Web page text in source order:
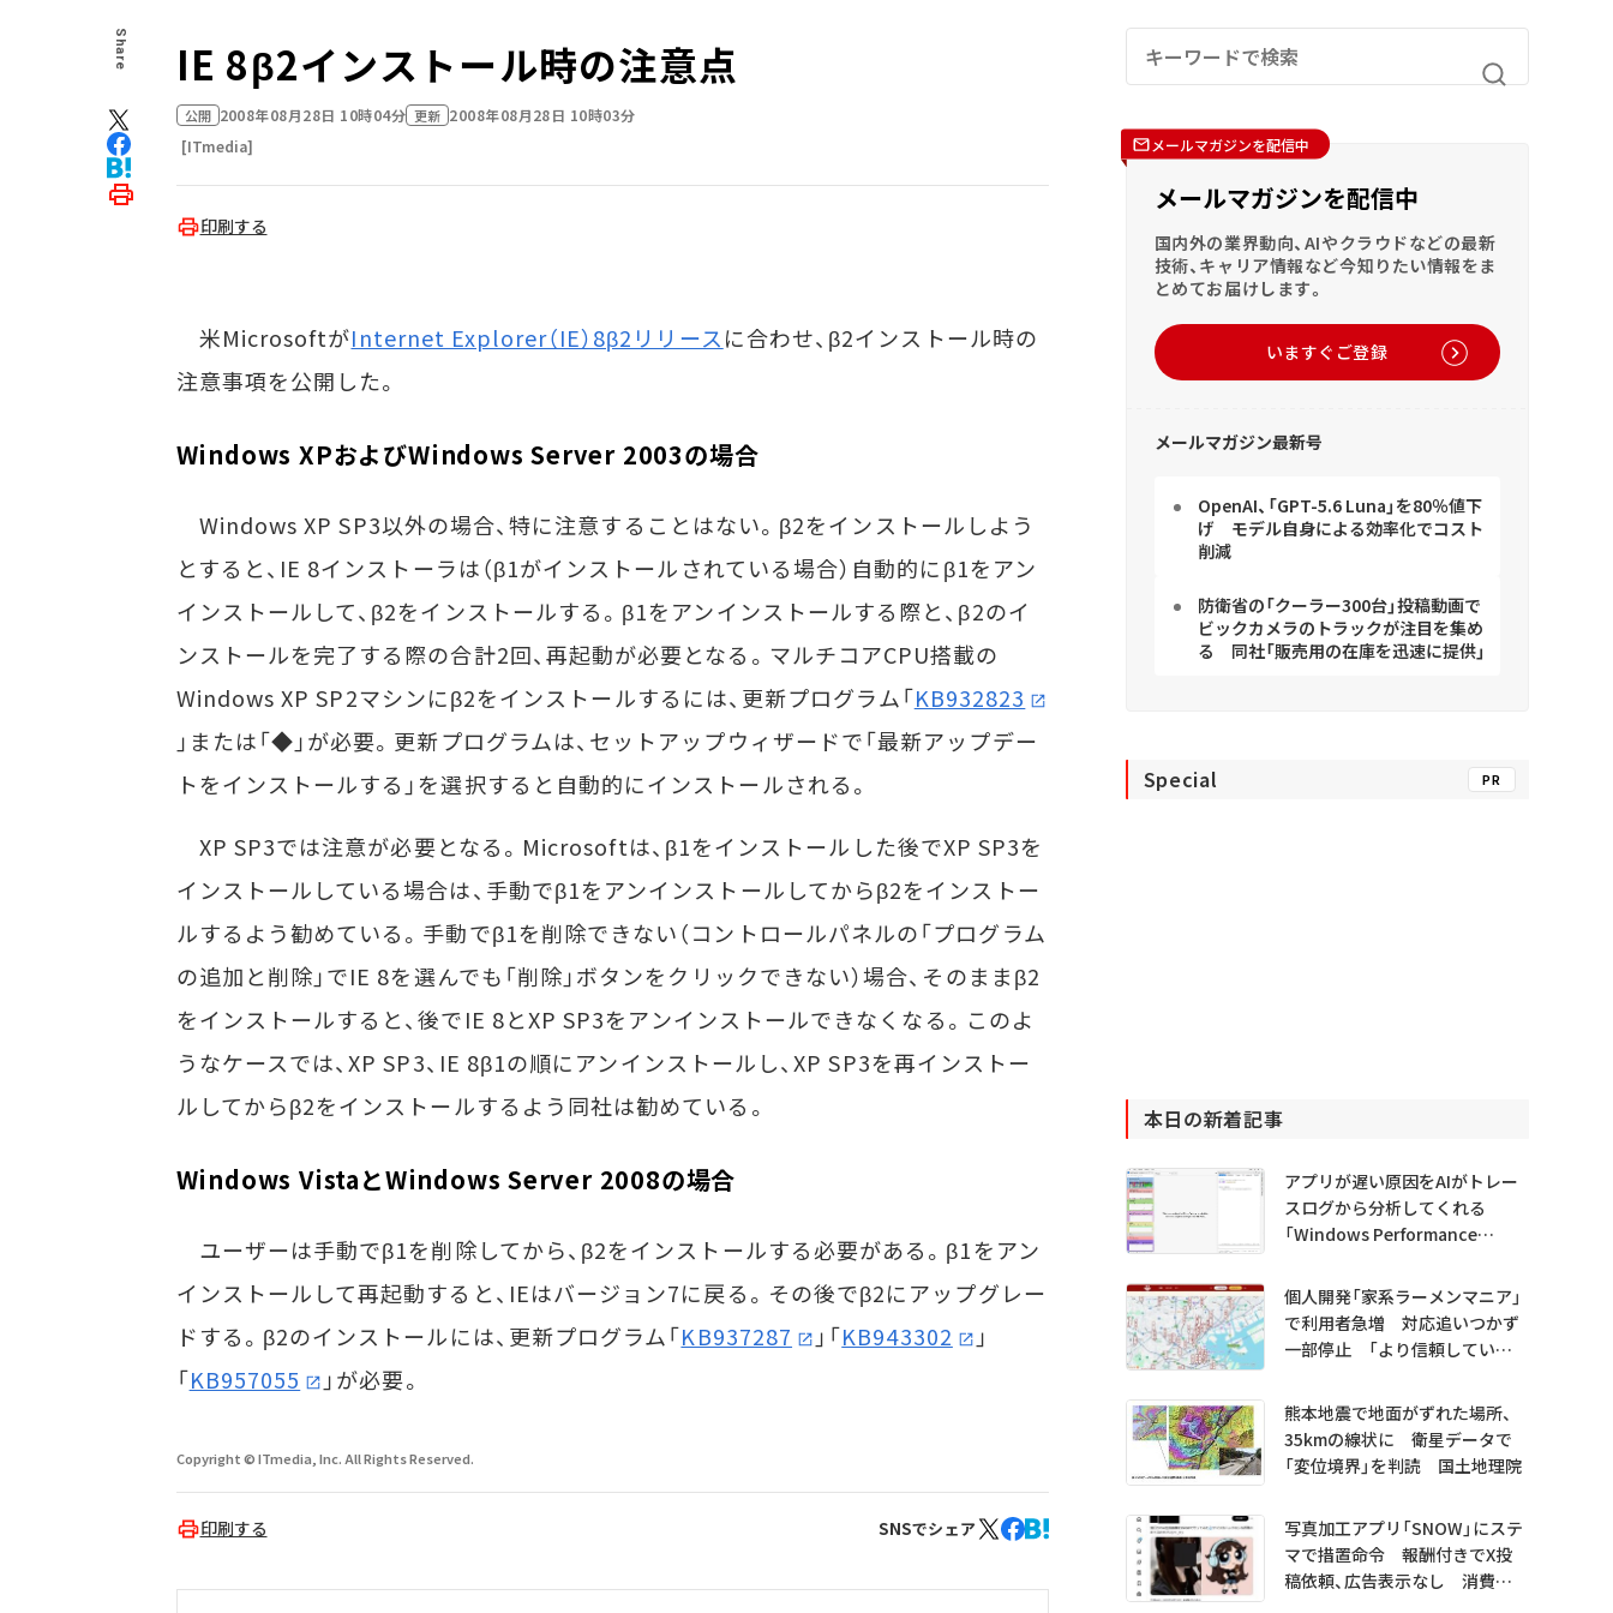
Share IE 8β2インストール時の注意点
公開 2008年08月28日 10時04分 更新 2008年08月28日 10時03分
[ITmedia]
印刷する
米MicrosoftがInternet Explorer（IE）8β2リリースに合わせ、β2インストール時の
注意事項を公開した。
Windows XPおよびWindows Server 2003の場合
Windows XP SP3以外の場合、特に注意することはない。β2をインストールしよう
とすると、IE 8インストーラは（β1がインストールされている場合）自動的にβ1をアン
インストールして、β2をインストールする。β1をアンインストールする際と、β2のイ
ンストールを完了する際の合計2回、再起動が必要となる。マルチコアCPU搭載の
Windows XP SP2マシンにβ2をインストールするには、更新プログラム「KB932823
」または「◆」が必要。更新プログラムは、セットアップウィザードで「最新アップデー
トをインストールする」を選択すると自動的にインストールされる。
XP SP3では注意が必要となる。Microsoftは、β1をインストールした後でXP SP3を
インストールしている場合は、手動でβ1をアンインストールしてからβ2をインストー
ルするよう勧めている。手動でβ1を削除できない（コントロールパネルの「プログラム
の追加と削除」でIE 8を選んでも「削除」ボタンをクリックできない）場合、そのままβ2
をインストールすると、後でIE 8とXP SP3をアンインストールできなくなる。このよ
うなケースでは、XP SP3、IE 8β1の順にアンインストールし、XP SP3を再インストー
ルしてからβ2をインストールするよう同社は勧めている。
Windows VistaとWindows Server 2008の場合
ユーザーは手動でβ1を削除してから、β2をインストールする必要がある。β1をアン
インストールして再起動すると、IEはバージョン7に戻る。その後でβ2にアップグレー
ドする。β2のインストールには、更新プログラム「KB937287 」「KB943302
」
「KB957055 」が必要。
Copyright © ITmedia, Inc. All Rights Reserved.
印刷する SNSでシェア
メールマガジンを配信中
メールマガジンを配信中
国内外の業界動向、AIやクラウドなどの最新
技術、キャリア情報など今知りたい情報をま
とめてお届けします。
いますぐご登録
メールマガジン最新号
OpenAI、「GPT-5.6 Luna」を80％値下
げ モデル自身による効率化でコスト
削減
防衛省の「クーラー300台」投稿動画で
ビックカメラのトラックが注目を集め
る 同社「販売用の在庫を迅速に提供」
Special PR
本日の新着記事
アプリが遅い原因をAIがトレー
スログから分析してくれる
「Windows Performance
プレビュー公開
個人開発「家系ラーメンマニア」
で利用者急増 対応追いつかず
一部停止 「より信頼していた
熊本地震で地面がずれた場所、
35kmの線状に 衛星データで
「変位境界」を判読 国土地理院
写真加工アプリ「SNOW」にステ
マで措置命令 報酬付きでX投
稿依頼、広告表示なし 消費者